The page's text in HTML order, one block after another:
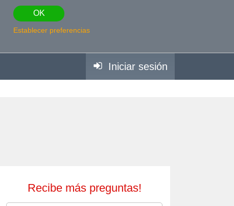
OK
Establecer preferencias
Iniciar sesión
Recibe más preguntas!